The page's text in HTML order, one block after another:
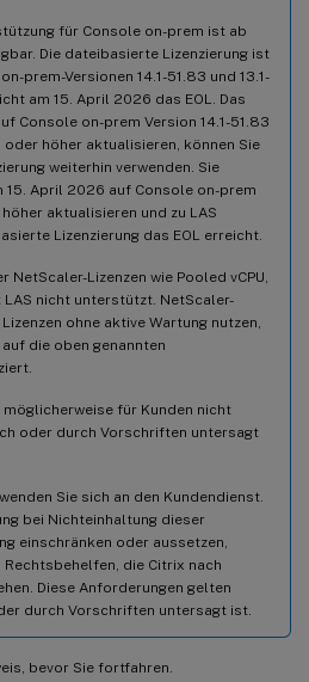
für Console on-prem ist ab
Die dateibasierte Lizenzierung ist
prem-Versionen 14.1-51.83 und 13.1-
am 15. April 2026 das EOL. Das
Console on-prem Version 14.1-51.83
oder höher aktualisieren, können Sie
weiterhin verwenden. Sie
15. April 2026 auf Console on-prem
aktualisieren und zu LAS
Lizenzierung das EOL erreicht.
Lizenzen wie Pooled vCPU,
LAS nicht unterstützt. NetScaler-
ohne aktive Wartung nutzen,
die oben genannten
möglicherweise für Kunden nicht
oder durch Vorschriften untersagt
Sie sich an den Kundendienst.
bei Nichteinhaltung dieser
einschränken oder aussetzen,
die Citrix nach
Diese Anforderungen gelten
durch Vorschriften untersagt ist.
bevor Sie fortfahren.